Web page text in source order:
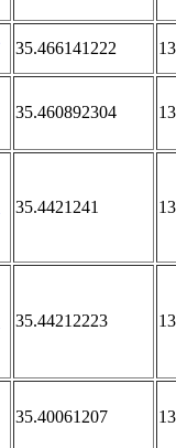
35.466141222
35.460892304
35.4421241
35.44212223
35.40061207